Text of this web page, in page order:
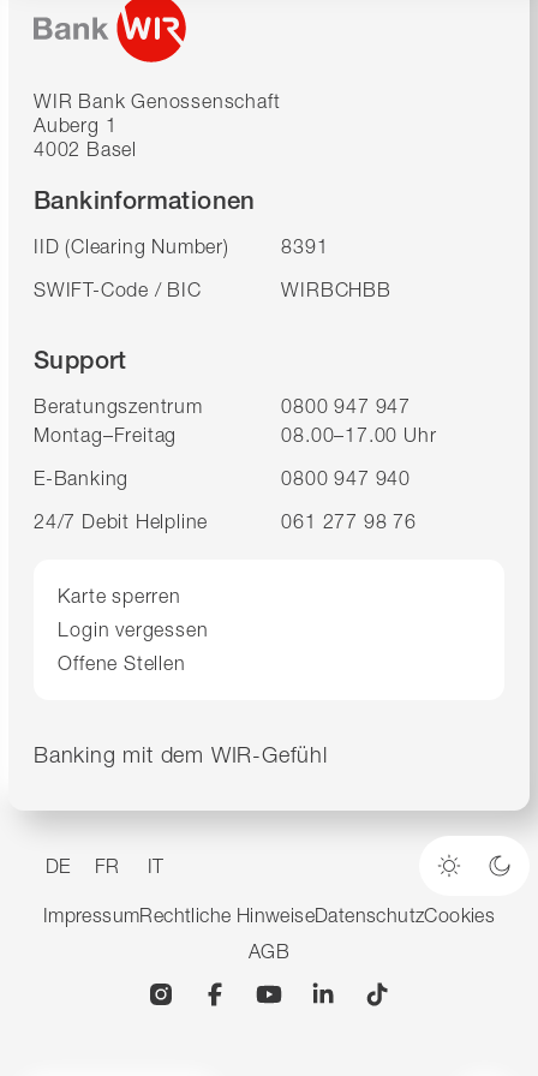
WIR Bank Genossenschaft
Auberg 1
4002 Basel
Bankinformationen
IID (Clearing Number)
8391
SWIFT-Code / BIC
WIRBCHBB
Support
Beratungszentrum
0800 947 947
Montag–Freitag
08.00–17.00 Uhr
E-Banking
0800 947 940
24/7 Debit Helpline
061 277 98 76
Karte sperren
Login vergessen
Offene Stellen
Banking mit dem WIR-Gefühl
DE FR IT
Heller
ImpressumRechtliche HinweiseDatenschutzCookies
AGB
InstagramFacebookYouTubeLinkedin